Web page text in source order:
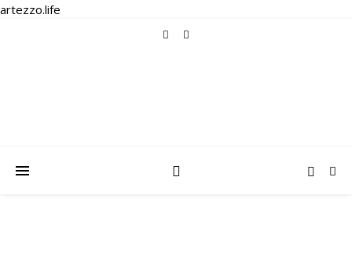
artezzo.life